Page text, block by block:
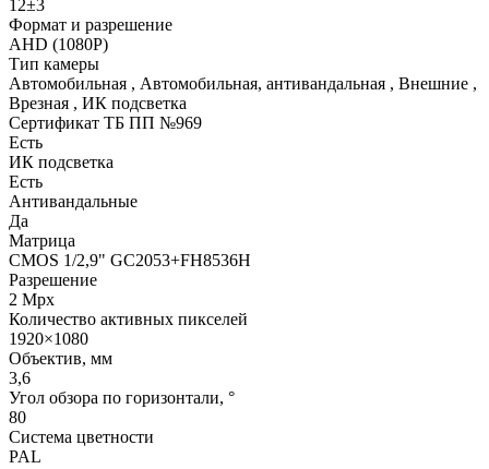
12±3
Формат и разрешение
AHD (1080Р)
Тип камеры
Автомобильная , Автомобильная, антивандальная , Внешние ,
Врезная , ИК подсветка
Сертификат ТБ ПП №969
Есть
ИК подсветка
Есть
Антивандальные
Да
Матрица
CMOS 1/2,9" GC2053+FH8536H
Разрешение
2 Mpx
Количество активных пикселей
1920×1080
Объектив, мм
3,6
Угол обзора по горизонтали, °
80
Система цветности
PAL